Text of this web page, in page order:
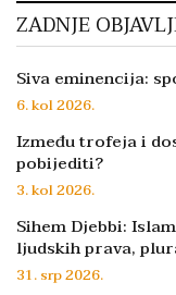
ZADNJE
Siva eminencija:
6. kol 2026.
Između trofeja i
pobijediti?
3. kol 2026.
Sihem Djebbi:
ljudskih prava,
31. srp 2026.